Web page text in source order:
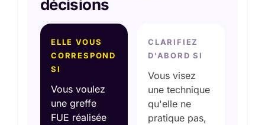
décisions
ELLE VOUS
CORRESPOND
SI
Vous voulez
une greffe
FUE réalisée
CLARIFIEZ
D'ABORD SI
Vous visez
une technique
qu'elle ne
pratique pas,